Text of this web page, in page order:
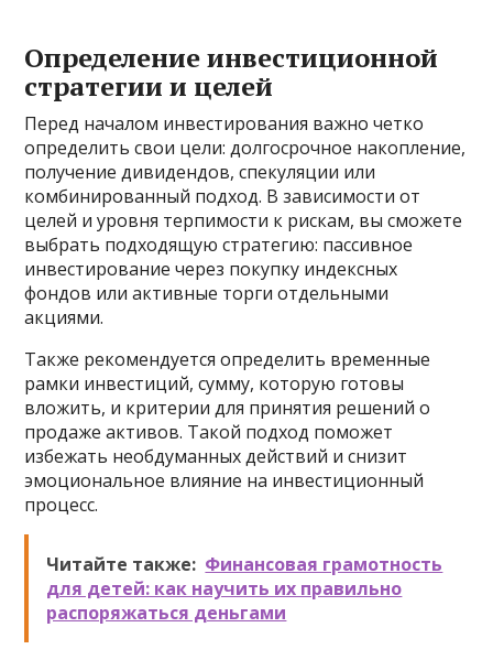
Определение инвестиционной
стратегии и целей
Перед началом инвестирования важно четко
определить свои цели: долгосрочное накопление,
получение дивидендов, спекуляции или
комбинированный подход. В зависимости от
целей и уровня терпимости к рискам, вы сможете
выбрать подходящую стратегию: пассивное
инвестирование через покупку индексных
фондов или активные торги отдельными
акциями.
Также рекомендуется определить временные
рамки инвестиций, сумму, которую готовы
вложить, и критерии для принятия решений о
продаже активов. Такой подход поможет
избежать необдуманных действий и снизит
эмоциональное влияние на инвестиционный
процесс.
Читайте также: Финансовая грамотность
для детей: как научить их правильно
распоряжаться деньгами